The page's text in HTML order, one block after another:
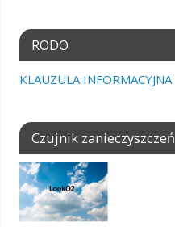
RODO
KLAUZULA INFORMACYJNA
Czujnik zanieczyszczeń